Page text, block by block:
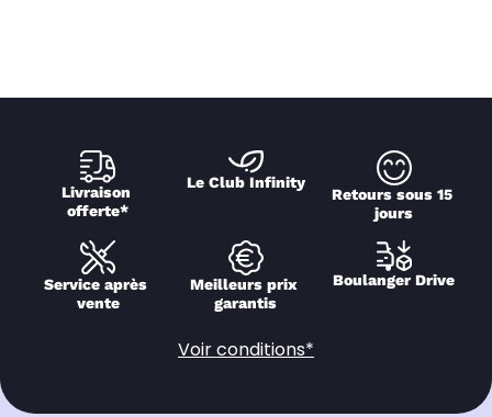
Livraison
offerte*
Le Club Infinity
Retours sous 15
jours
Service après
vente
Meilleurs prix
garantis
Boulanger Drive
Voir conditions*